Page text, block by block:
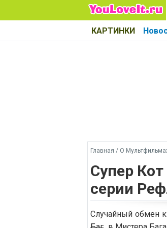
КАРТИНКИ
Главная / О
Супер
серии
Случайный обмен